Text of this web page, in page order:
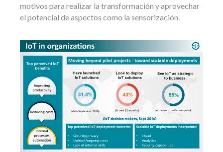
motivos para realizar la transformación y aprovechar
el potencial de aspectos como la sensorización.